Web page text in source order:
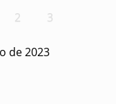
2 3
de 2023